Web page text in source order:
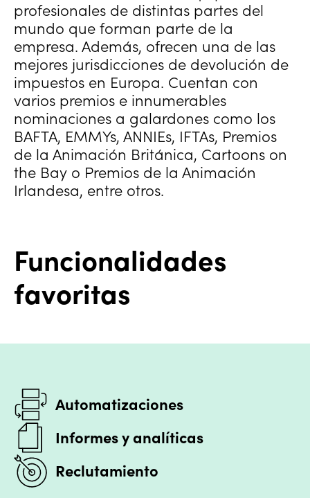
profesionales de distintas partes del
mundo que forman parte de la
empresa. Además, ofrecen una de las
mejores jurisdicciones de devolución de
impuestos en Europa. Cuentan con
varios premios e innumerables
nominaciones a galardones como los
BAFTA, EMMYs, ANNIEs, IFTAs, Premios
de la Animación Británica, Cartoons on
the Bay o Premios de la Animación
Irlandesa, entre otros.
Funcionalidades
favoritas
Automatizaciones
Informes y analíticas
Reclutamiento